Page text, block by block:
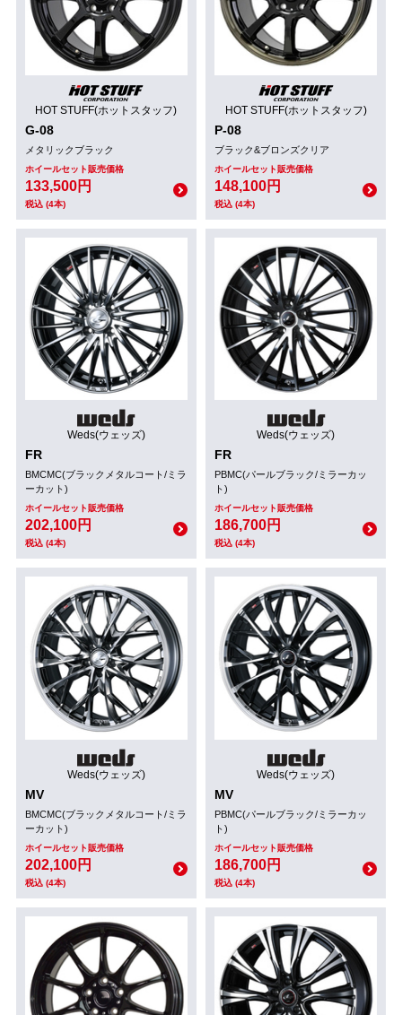
HOT STUFF(ホットスタッフ)
G-08
メタリックブラック
ホイールセット販売価格
133,500円
税込 (4本)
HOT STUFF(ホットスタッフ)
P-08
ブラック&ブロンズクリア
ホイールセット販売価格
148,100円
税込 (4本)
Weds(ウェッズ)
FR
BMCMC(ブラックメタルコート/ミラ
ーカット)
ホイールセット販売価格
202,100円
税込 (4本)
Weds(ウェッズ)
FR
PBMC(パールブラック/ミラーカッ
ト)
ホイールセット販売価格
186,700円
税込 (4本)
Weds(ウェッズ)
MV
BMCMC(ブラックメタルコート/ミラ
ーカット)
ホイールセット販売価格
202,100円
税込 (4本)
Weds(ウェッズ)
MV
PBMC(パールブラック/ミラーカッ
ト)
ホイールセット販売価格
186,700円
税込 (4本)